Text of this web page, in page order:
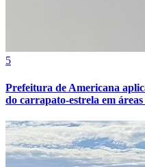
5
Prefeitura de Americana
do carrapato-estrela em